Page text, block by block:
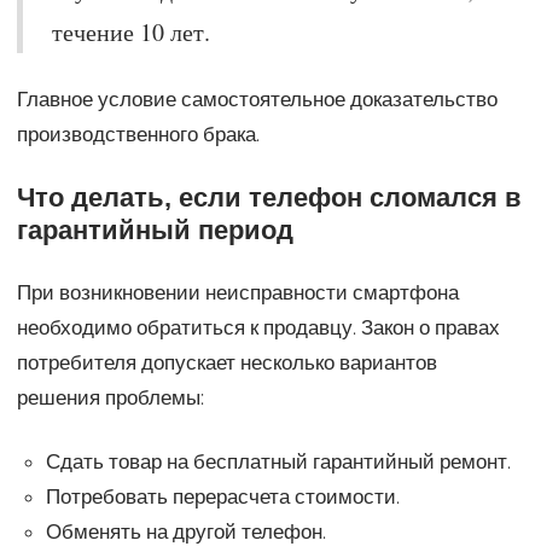
течение 10 лет.
Главное условие самостоятельное доказательство
производственного брака.
Что делать, если телефон сломался в
гарантийный период
При возникновении неисправности смартфона
необходимо обратиться к продавцу. Закон о правах
потребителя допускает несколько вариантов
решения проблемы:
Сдать товар на бесплатный гарантийный ремонт.
Потребовать перерасчета стоимости.
Обменять на другой телефон.